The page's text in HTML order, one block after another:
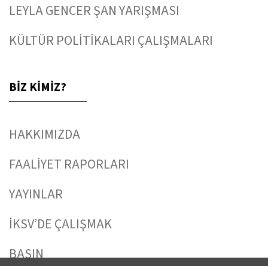
LEYLA GENCER ŞAN YARIŞMASI
KÜLTÜR POLİTİKALARI ÇALIŞMALARI
BİZ KİMİZ?
HAKKIMIZDA
FAALİYET RAPORLARI
YAYINLAR
İKSV’DE ÇALIŞMAK
BASIN